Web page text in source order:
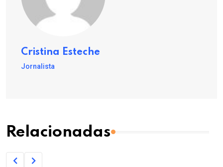
Cristina Esteche
Jornalista
Relacionadas